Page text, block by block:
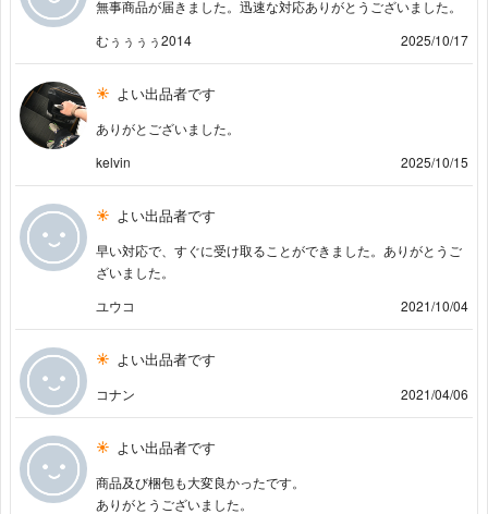
無事商品が届きました。迅速な対応ありがとうございました。
むぅぅぅぅ2014
2025/10/17
よい出品者です
ありがとございました。
kelvin
2025/10/15
よい出品者です
早い対応で、すぐに受け取ることができました。ありがとうご
ざいました。
ユウコ
2021/10/04
よい出品者です
コナン 2021/04/06
よい出品者です
商品及び梱包も大変良かったです。
ありがとうございました。